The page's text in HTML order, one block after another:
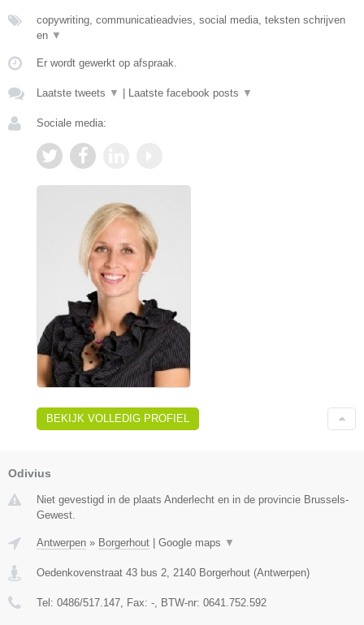
copywriting, communicatieadvies, social media, teksten schrijven
en ▼
Er wordt gewerkt op afspraak.
Laatste tweets ▼ Laatste facebook posts ▼
Sociale media:
BEKIJK VOLLEDIG PROFIEL
Odivius
Niet gevestigd in de plaats Anderlecht en in de provincie Brussels-
Gewest.
Antwerpen » Borgerhout | Google maps ▼
Oedenkovenstraat 43 bus 2 2140 Borgerhout (Antwerpen)
Tel: 0486/517.147 , Fax: - , BTW-nr: 0641.752.592